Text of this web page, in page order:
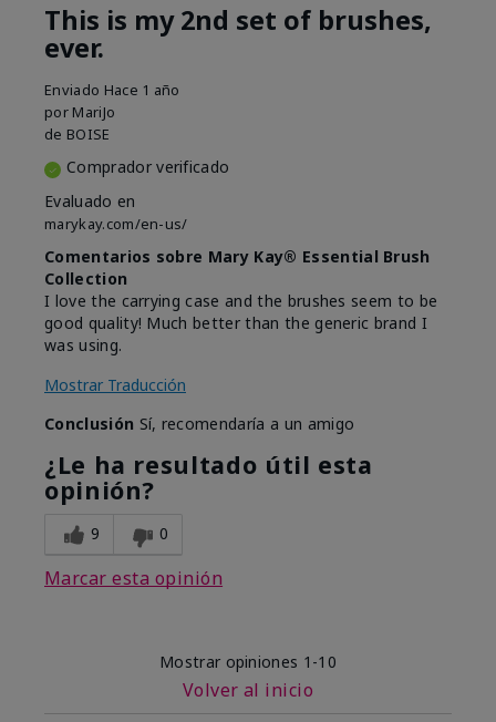
This is my 2nd set of brushes,
ever.
Enviado Hace 1 año
por MariJo
de BOISE
Comprador verificado
Evaluado en
marykay.com/en-us/
Comentarios sobre Mary Kay® Essential Brush
Collection
I love the carrying case and the brushes seem to be
good quality! Much better than the generic brand I
was using.
Mostrar Traducción
Conclusión Sí, recomendaría a un amigo
¿Le ha resultado útil esta
opinión?
9 0
Marcar esta opinión
Mostrar opiniones 1-10
Volver al inicio